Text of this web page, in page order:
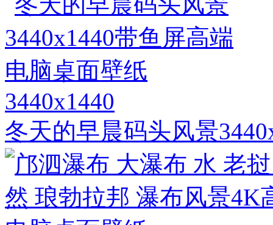
3440x1440
冬天的早晨码头风景